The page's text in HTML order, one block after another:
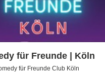
für Freunde | Köln
für Freunde Club Köln